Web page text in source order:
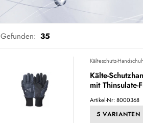
Gefunden: 35
Kälteschutz-
Kälte-
mit Thinsulate-
Artikel-Nr: 8000368
5 VARIANTEN